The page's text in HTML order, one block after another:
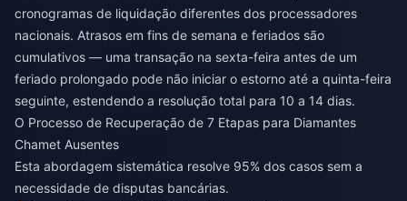
cronogramas de liquidação diferentes dos processadores
nacionais. Atrasos em fins de semana e feriados são
cumulativos — uma transação na sexta-feira antes de um
feriado prolongado pode não iniciar o estorno até a quinta-feira
seguinte, estendendo a resolução total para 10 a 14 dias.
O Processo de Recuperação de 7 Etapas para Diamantes
Chamet Ausentes
Esta abordagem sistemática resolve 95% dos casos sem a
necessidade de disputas bancárias.